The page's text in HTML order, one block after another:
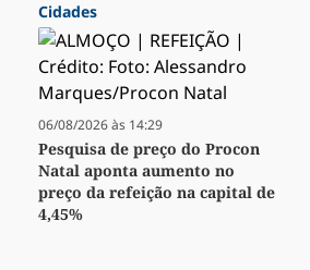
Cidades
06/08/2026 às 14:29
Pesquisa de preço do Procon
Natal aponta aumento no
preço da refeição na capital de
4,45%